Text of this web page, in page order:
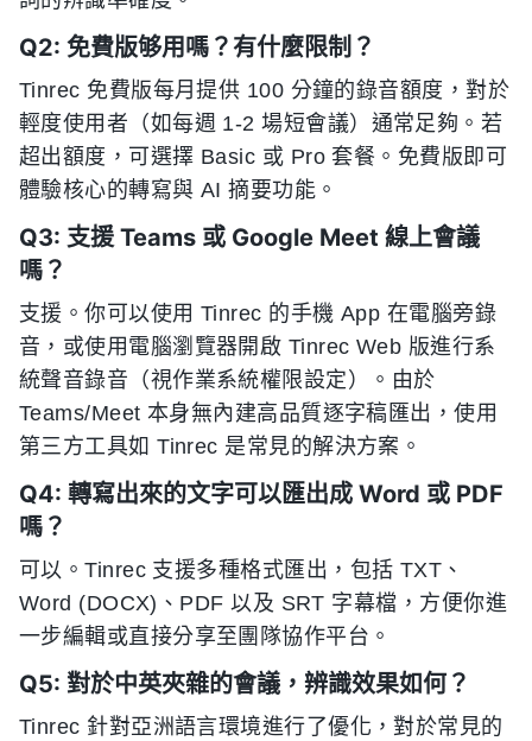
Q2: 免費版够用嗎？有什麼限制？
Tinrec 免費版每月提供 100 分鐘的錄音額度，對於
輕度使用者（如每週 1-2 場短會議）通常足夠。若
超出額度，可選擇 Basic 或 Pro 套餐。免費版即可
體驗核心的轉寫與 AI 摘要功能。
Q3: 支援 Teams 或 Google Meet 線上會議
嗎？
支援。你可以使用 Tinrec 的手機 App 在電腦旁錄
音，或使用電腦瀏覽器開啟 Tinrec Web 版進行系
統聲音錄音（視作業系統權限設定）。由於
Teams/Meet 本身無內建高品質逐字稿匯出，使用
第三方工具如 Tinrec 是常見的解決方案。
Q4: 轉寫出來的文字可以匯出成 Word 或 PDF
嗎？
可以。Tinrec 支援多種格式匯出，包括 TXT、
Word (DOCX)、PDF 以及 SRT 字幕檔，方便你進
一步編輯或直接分享至團隊協作平台。
Q5: 對於中英夾雜的會議，辨識效果如何？
Tinrec 針對亞洲語言環境進行了優化，對於常見的